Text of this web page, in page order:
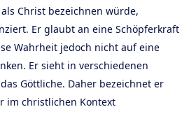
Christ bezeichnen würde,
Er glaubt an eine Schöpferkraft
Wahrheit jedoch nicht auf eine
Er sieht in verschiedenen
Göttliche. Daher bezeichnet er
im christlichen Kontext